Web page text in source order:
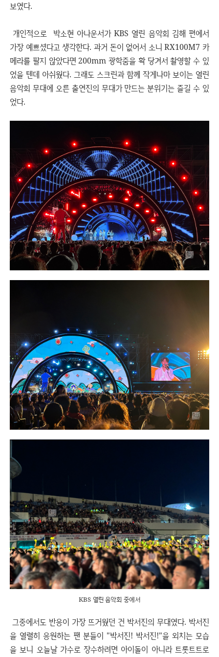
보였다.
개인적으로 박소현 아나운서가 KBS 열린 음악회 김해 편에서
가장 예쁘셨다고 생각한다. 과거 돈이 없어서 소니 RX100M7 카
메라를 팔지 않았다면 200mm 광학줌을 확 당겨서 촬영할 수 있
었을 텐데 아쉬웠다. 그래도 스크린과 함께 작게나마 보이는 열린
음악회 무대에 오른 출연진의 무대가 만드는 분위기는 즐길 수 있
었다.
KBS 열린 음악회 중에서
그중에서도 반응이 가장 뜨거웠던 건 박서진의 무대였다. 박서진
을 열렬히 응원하는 팬 분들이 "박서진! 박서진!"을 외치는 모습
을 보니 오늘날 가수로 장수하려면 아이돌이 아니라 트롯트트로